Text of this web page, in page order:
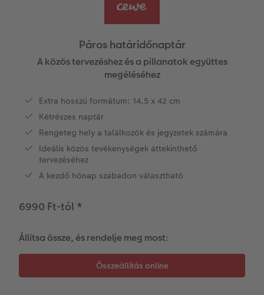
Vásárlói mintakönyvek
Kids CEWE FOTÓKÖNYV
Kiegészítők
CEWE myPhotos
Matt Prints
Prémium poszter
Fotókidolgozás normál
Fényképtároló dobozok
Fotócsomagok
Fotómatrica
Azonnali fotókidolgozás
Matrica nyomtatás azonnal
Direkt nyomtatású alufotó
Habkarton
Poszterléc
Hexxas
Fafotó
Többrészes fali dekoráció
Fotókollázsok
Fotószalag
Üdvözlőkártyák
Iskolaszer és irodaszer
Textíliák
Art Prints
Fényképes naptárak
CEWE FOTÓKÖNYV Kids
CEWE myPhotos
Kiegészítők
CEWE PHOTO AWARD FOTÓPÁLYÁZAT
Hogyan készíts jobb képeket a
CEWE sztorik
Egyedi ajándékötletek
Ajándékötletek szeretteinek
Utazás
Esküvő
CEWE myPhotos
Páros határidőnaptár
A közös tervezéshez és a pillanatok együttes
megéléséhez
Extra hosszú formátum: 14,5 x 42 cm
Kétrészes naptár
Rengeteg hely a találkozók és jegyzetek számára
Ideális közös tevékenységek áttekinthető
tervezéséhez
A kezdő hónap szabadon választható
6990 Ft-tól *
Állítsa össze, és rendelje meg most: